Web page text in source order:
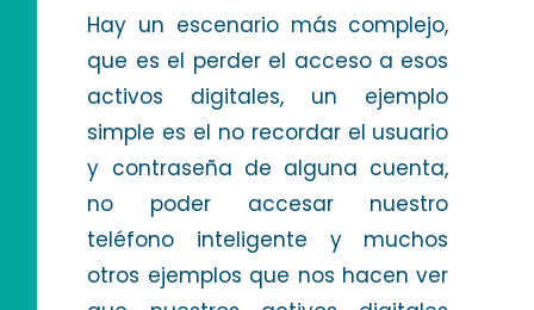
Hay un escenario más complejo,
que es el perder el acceso a esos
activos digitales, un ejemplo
simple es el no recordar el usuario
y contraseña de alguna cuenta,
no poder accesar nuestro
teléfono inteligente y muchos
otros ejemplos que nos hacen ver